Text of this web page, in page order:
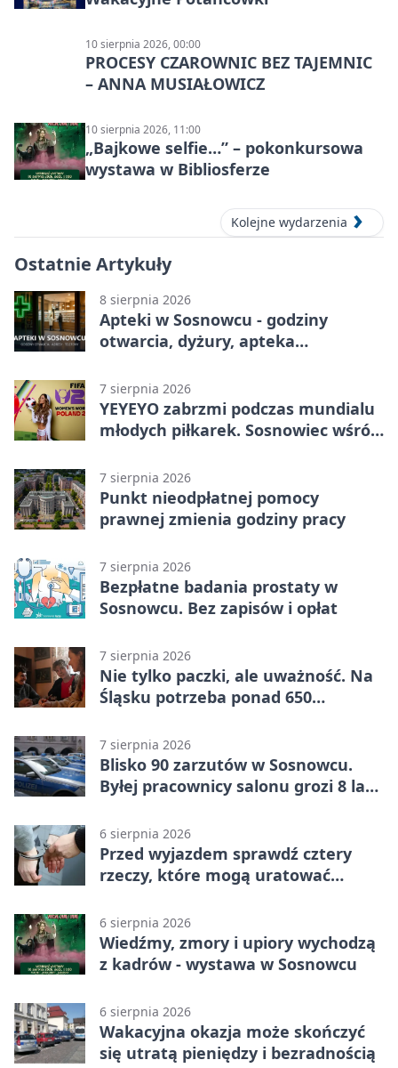
10 sierpnia 2026, 00:00
PROCESY CZAROWNIC BEZ TAJEMNIC
– ANNA MUSIAŁOWICZ
10 sierpnia 2026, 11:00
„Bajkowe selfie…” – pokonkursowa
wystawa w Bibliosferze
Kolejne wydarzenia
Ostatnie Artykuły
8 sierpnia 2026
Apteki w Sosnowcu - godziny
otwarcia, dyżury, apteka
7 sierpnia 2026
YEYEYO zabrzmi podczas mundialu
młodych piłkarek. Sosnowiec wśród
7 sierpnia 2026
Punkt nieodpłatnej pomocy
prawnej zmienia godziny pracy
7 sierpnia 2026
Bezpłatne badania prostaty w
Sosnowcu. Bez zapisów i opłat
7 sierpnia 2026
Nie tylko paczki, ale uważność. Na
Śląsku potrzeba ponad 650
7 sierpnia 2026
Blisko 90 zarzutów w Sosnowcu.
Byłej pracownicy salonu grozi 8 lat
6 sierpnia 2026
Przed wyjazdem sprawdź cztery
rzeczy, które mogą uratować
6 sierpnia 2026
Wiedźmy, zmory i upiory wychodzą
z kadrów - wystawa w Sosnowcu
6 sierpnia 2026
Wakacyjna okazja może skończyć
się utratą pieniędzy i bezradnością